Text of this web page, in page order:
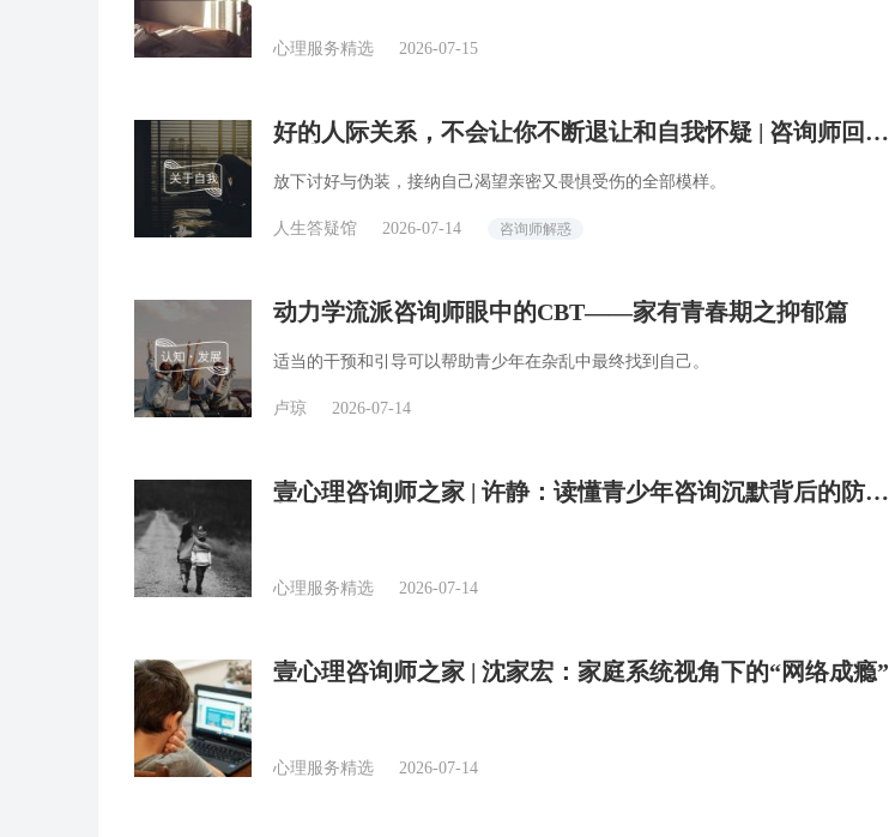
心理服务精选 2026-07-15
好的人际关系，不会让你不断退让和自我怀疑 | 咨询师回答
放下讨好与伪装，接纳自己渴望亲密又畏惧受伤的全部模样。
人生答疑馆 2026-07-14 咨询师解惑
动力学流派咨询师眼中的CBT——家有青春期之抑郁篇
适当的干预和引导可以帮助青少年在杂乱中最终找到自己。
卢琼 2026-07-14
壹心理咨询师之家 | 许静：读懂青少年咨询沉默背后的防御
心理服务精选 2026-07-14
壹心理咨询师之家 | 沈家宏：家庭系统视角下的“网络成瘾”
心理服务精选 2026-07-14